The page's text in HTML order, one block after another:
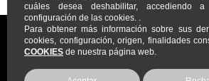
cuáles desea deshabilitar, accediendo
configuración de las cookies. .
Para obtener más información sobre sus
cookies, configuración, origen, finalidades
COOKIES de nuestra página web.
Prodisem2026© Todos los